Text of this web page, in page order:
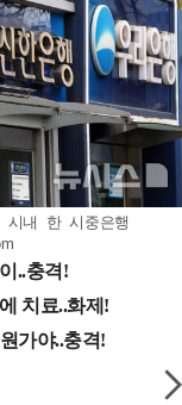
내 한 시중은행